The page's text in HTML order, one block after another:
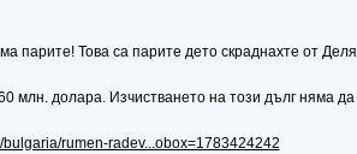
парите! Това са парите дето скраднахте от
млн. долара. Изчистването на този дълг няма
bulgaria/rumen-radev...obox=1783424242